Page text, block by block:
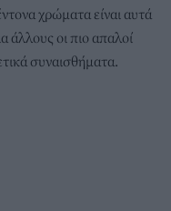
χρώματα είναι αυτά
άλλους οι πιο απαλοί
συναισθήματα.